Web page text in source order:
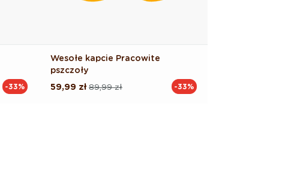
-33%
Wesołe kapcie Pracowite
pszczoły
Cena
89,99 zł
Cena
59,99 zł -33%